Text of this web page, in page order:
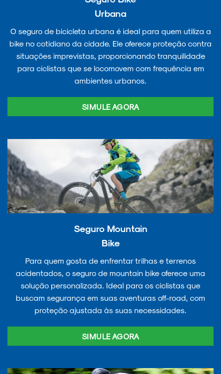
Urbana
O seguro de bicicleta urbana é ideal para quem utiliza a
bike no cotidiano da cidade. Ele oferece proteção contra
situações imprevistas, proporcionando tranquilidade
para ciclistas que se locomovem com frequência em
ambientes urbanos.
SIMULE AGORA
Seguro Mountain
Bike
Para quem gosta de enfrentar trilhas e terrenos
acidentados, o seguro de mountain bike oferece uma
solução personalizada. Ideal para os ciclistas que
buscam segurança em suas aventuras off-road, com
proteção ajustada às suas necessidades.
SIMULE AGORA